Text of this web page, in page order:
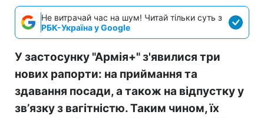
Не витрачай час на шум! Читай тільки суть з
РБК-Україна у Google
У застосунку "Армія+" з'явилися три
нових рапорти: на приймання та
здавання посади, а також на відпустку у
звʼязку з вагітністю. Таким чином, їх